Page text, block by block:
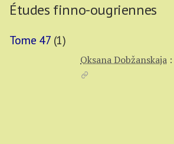
Études finno-ougriennes
Tome 47 (1)
Oksana Dobžanskaja :